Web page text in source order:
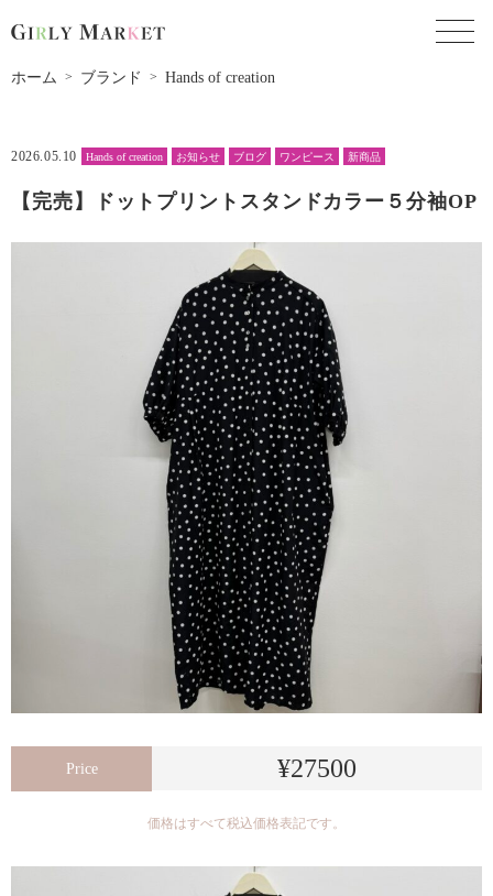
ホーム ブランド Hands of creation
2026.05.10 Hands of creation お知らせ ブログ ワンピース 新商品
【完売】ドットプリントスタンドカラー５分袖OP
Price ¥27500
価格はすべて税込価格表記です。